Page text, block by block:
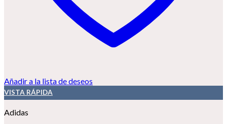
Añadir a la lista de deseos
VISTA RÁPIDA
Adidas